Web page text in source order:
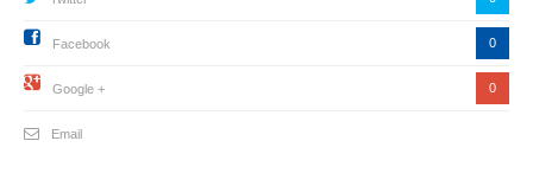
Facebook 0
Google + 0
Email